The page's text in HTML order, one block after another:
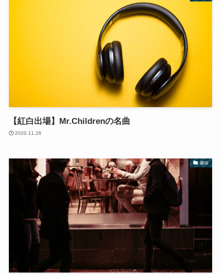
【紅白出場】Mr.Childrenの名曲
2020.11.26
趣味